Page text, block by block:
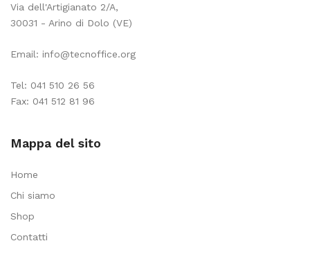
Via dell'Artigianato 2/A,
30031 - Arino di Dolo (VE)
Email: info@tecnoffice.org
Tel: 041 510 26 56
Fax: 041 512 81 96
Mappa del sito
Home
Chi siamo
Shop
Contatti